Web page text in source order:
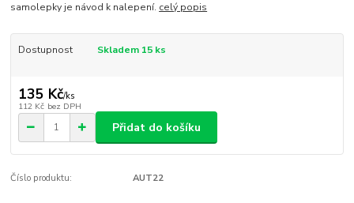
samolepky je návod k nalepení. celý popis
Dostupnost Skladem 15 ks
135 Kč/ks
112 Kč bez DPH
Přidat do košíku
Číslo produktu: AUT22